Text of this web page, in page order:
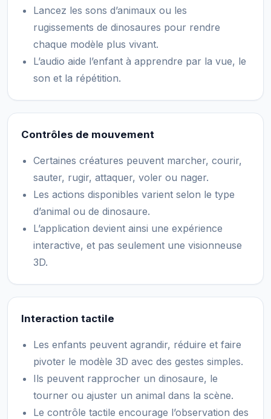
Lancez les sons d’animaux ou les
rugissements de dinosaures pour rendre
chaque modèle plus vivant.
L’audio aide l’enfant à apprendre par la vue, le
son et la répétition.
Contrôles de mouvement
Certaines créatures peuvent marcher, courir,
sauter, rugir, attaquer, voler ou nager.
Les actions disponibles varient selon le type
d’animal ou de dinosaure.
L’application devient ainsi une expérience
interactive, et pas seulement une visionneuse
3D.
Interaction tactile
Les enfants peuvent agrandir, réduire et faire
pivoter le modèle 3D avec des gestes simples.
Ils peuvent rapprocher un dinosaure, le
tourner ou ajuster un animal dans la scène.
Le contrôle tactile encourage l’observation des